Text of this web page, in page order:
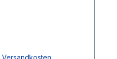
Versandkosten